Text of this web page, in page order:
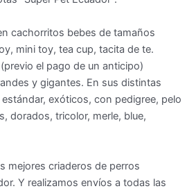
cachorritos bebes de tamaños
mini toy, tea cup, tacita de te.
el pago de un anticipo)
y gigantes. En sus distintas
exóticos, con pedigree, pelo
dorados, tricolor, merle, blue,
mejores criaderos de perros
Y realizamos envíos a todas las